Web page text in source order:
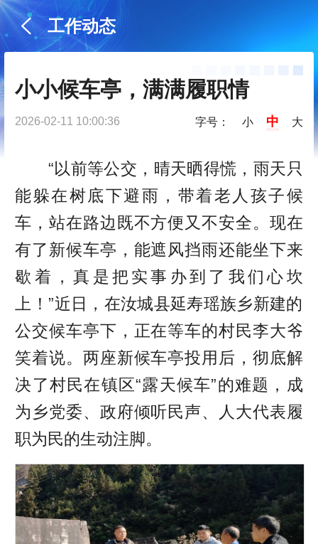
工作动态
小小候车亭，满满履职情
2026-02-11 10:00:36 字号： 小 中 大
“以前等公交，晴天晒得慌，雨天只
能躲在树底下避雨，带着老人孩子候
车，站在路边既不方便又不安全。现在
有了新候车亭，能遮风挡雨还能坐下来
歇着，真是把实事办到了我们心坎
上！”近日，在汝城县延寿瑶族乡新建的
公交候车亭下，正在等车的村民李大爷
笑着说。两座新候车亭投用后，彻底解
决了村民在镇区“露天候车”的难题，成
为乡党委、政府倾听民声、人大代表履
职为民的生动注脚。